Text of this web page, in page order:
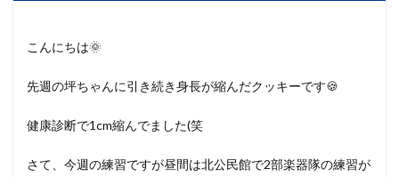
こんにちは🌞
先週の坪ちゃんに引き続き身長が縮んだクッキーです🍪
健康診断で1cm縮んでました(笑
さて、今週の練習ですが昼間は北公民館で2部楽器隊の練習が